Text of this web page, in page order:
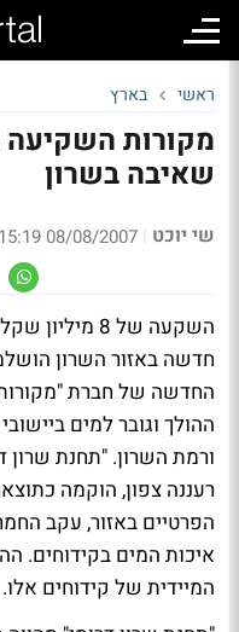
ראשי בארץ
שאיבה בשרון
שי יוכט |
08/08/2007 15:19
השקעה של 8
חדשה באזור השרון
החדשה של חברת
ההולך וגובר למים
ורמת השרון. "תחנת
רעננה צפון, הוקמה
הפרטיים באזור, עקב
איכות המים בקידוחים.
המיידית של קידוחים אלו.